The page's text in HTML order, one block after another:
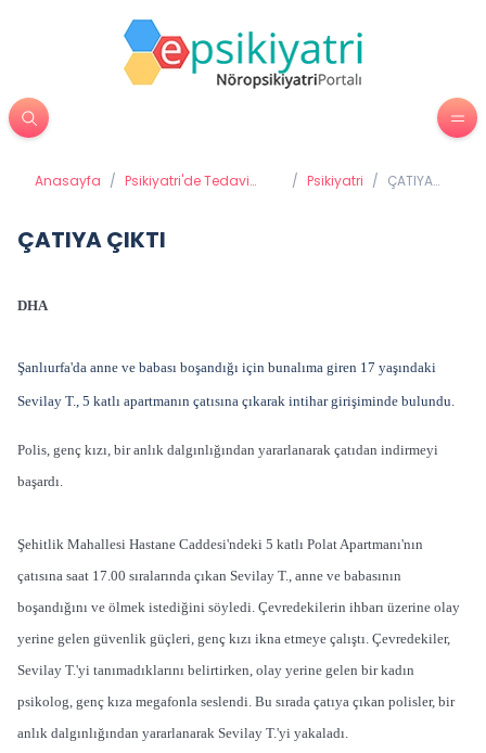
Anasayfa / Psikiyatri'de Tedavi
/ Psikiyatri / ÇATIYA
ÇATIYA ÇIKTI
DHA
Şanlıurfa'da anne ve babası boşandığı için bunalıma giren 17 yaşındaki
Sevilay T., 5 katlı apartmanın çatısına çıkarak intihar girişiminde bulundu.
Polis, genç kızı, bir anlık dalgınlığından yararlanarak çatıdan indirmeyi
başardı.
Şehitlik Mahallesi Hastane Caddesi'ndeki 5 katlı Polat Apartmanı'nın
çatısına saat 17.00 sıralarında çıkan Sevilay T., anne ve babasının
boşandığını ve ölmek istediğini söyledi. Çevredekilerin ihbarı üzerine olay
yerine gelen güvenlik güçleri, genç kızı ikna etmeye çalıştı. Çevredekiler,
Sevilay T.'yi tanımadıklarını belirtirken, olay yerine gelen bir kadın
psikolog, genç kıza megafonla seslendi. Bu sırada çatıya çıkan polisler, bir
anlık dalgınlığından yararlanarak Sevilay T.'yi yakaladı.